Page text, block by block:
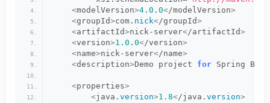
<modelVersion>4.0 . 0</modelVersion>
<groupId>com. nick</groupId>
<artifactId>nick-server</artifactId>
<version>1.0 . 0</version>
<name>nick-server</name>
<description>Demo project for Spring Boot
<properties>
<java. version>1.8</java. version>